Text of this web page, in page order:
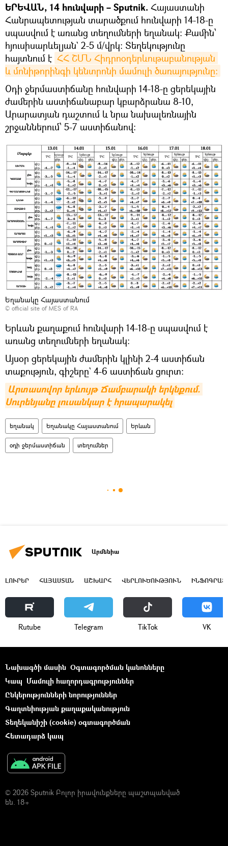
ԵՐԵՎԱՆ, 14 հունվարի – Sputnik. Հայաստանի
Հանրապետության տարածքում հունվարի 14-18-ը
սպասվում է առանց տեղումների եղանակ: Քամին՝
հյուսիսարևելյան` 2-5 մ/վրկ: Տեղեկությունը
հայտնում է ՀՀ ՇՄՆ Հիդրոօդերևութաբանության
և մոնիթորինգի կենտրոնի մամուլի ծառայությունը։
Օդի ջերմաստիճանը հունվարի 14-18-ը ցերեկային
ժամերին աստիճանաբար կբարձրանա 8-10,
Արարատյան դաշտում և նրա նախալեռնային
շրջաններում՝ 5-7 աստիճանով:
Եղանակը Հայաստանում
© official site of MES of RA
Երևան քաղաքում հունվարի 14-18-ը սպասվում է
առանց տեղումների եղանակ:
Այսօր ցերեկային ժամերին կլինի 2-4 աստիճան
տաքություն, գիշերը` 4-6 աստիճան ցուրտ։
Արտասովոր երևույթ Ճամբարակի երկնքում.
Սուրենյանը լուսանկար է հրապարակել
եղանակ Եղանակը Հայաստանում Երևան
օդի ջերմաստիճան տեղումներ
Արմենիա
ԼՈՒՐԵՐ ՀԱՅԱՍՏԱՆ ԱՇԽԱՐՀ ՎԵՐԼՈՒԾՈՒԹՅՈՒՆ
Rutube Telegram ТikТоk VK
Նախագծի մասին Օգտագործման կանոնները
Կապ Մամուլի հաղորդագրություններ
Ընկերությունների նորություններ
Գաղտնիության քաղաքականություն
Տեղեկանիշի (cookie) օգտագործման
Հետադարձ կապ
© 2026 Sputnik Բոլոր իրավունքները պաշտպանված
են. 18+